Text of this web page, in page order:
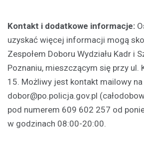
Kontakt i dodatkowe informacje:
uzyskać więcej informacji mogą
Zespołem Doboru Wydziału Kadr i
Poznaniu, mieszczącym się przy ul.
15. Możliwy jest kontakt mailowy na
dobor@po.policja.gov.pl
pod numerem 609 602 257 od
w godzinach 08:00-20:00.